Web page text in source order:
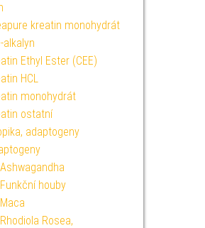
kreatin monohydrát
alkalyn
Ethyl Ester (CEE)
HCL
monohydrát
ostatní
adaptogeny
Ashwagandha
Funkční houby
Maca
Rhodiola Rosea,